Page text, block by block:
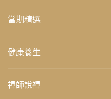
當期精選
健康養生
禪師說禪